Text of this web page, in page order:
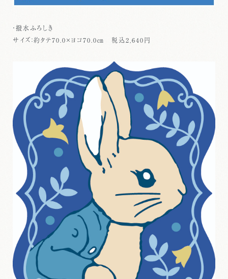
・撥水ふろしき
サイズ：約タテ70.0×ヨコ70.0㎝ 税込2,640円